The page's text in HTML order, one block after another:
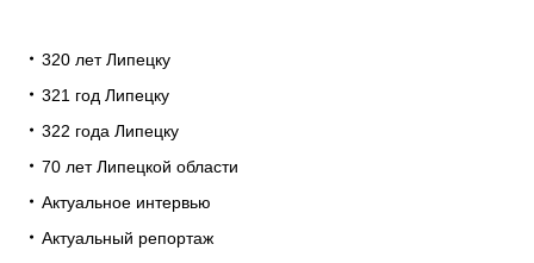
320 лет Липецку
321 год Липецку
322 года Липецку
70 лет Липецкой области
Актуальное интервью
Актуальный репортаж